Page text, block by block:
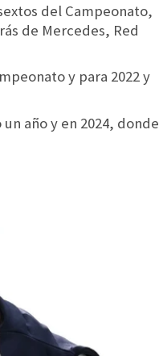
del Campeonato,
de Mercedes, Red
y para 2022 y
año y en 2024, donde